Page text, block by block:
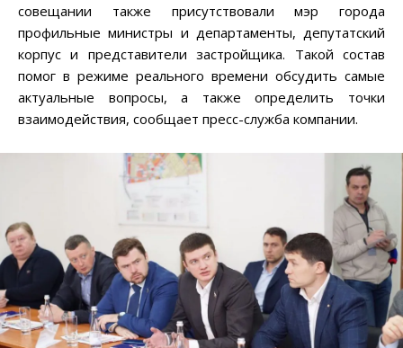
совещании также присутствовали мэр города
профильные министры и департаменты, депутатский
корпус и представители застройщика. Такой состав
помог в режиме реального времени обсудить самые
актуальные вопросы, а также определить точки
взаимодействия, сообщает пресс-служба компании.